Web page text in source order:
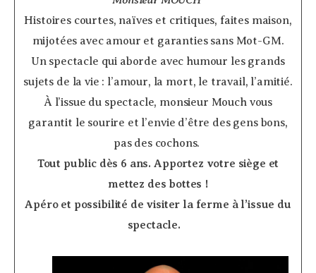
Histoires courtes, naïves et critiques, faites maison,
mijotées avec amour et garanties sans Mot-GM.
Un spectacle qui aborde avec humour les grands
sujets de la vie : l’amour, la mort, le travail, l’amitié.
À l’issue du spectacle, monsieur Mouch vous
garantit le sourire et l’envie d’être des gens bons,
pas des cochons.
Tout public dès 6 ans. Apportez votre siège et
mettez des bottes !
Apéro et possibilité de visiter la ferme à l’issue du
spectacle.